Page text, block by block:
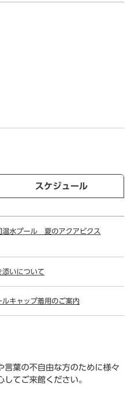
スケジュール
温水プール 夏のアクアビクス
添いについて
キャップ着用のご案内
言葉の不自由な方のために様々
てご来館ください。